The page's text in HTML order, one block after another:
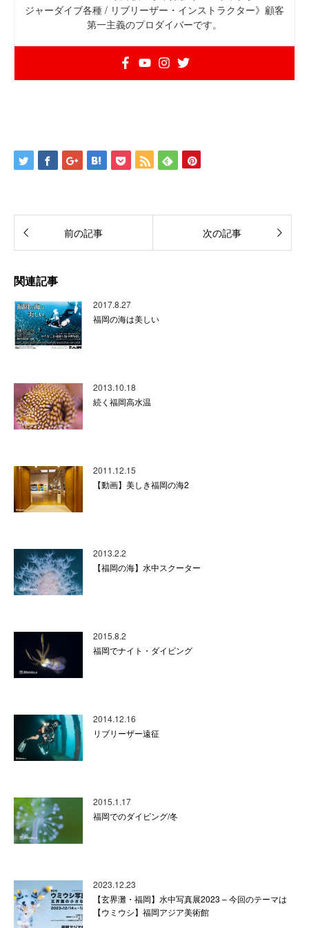
ジャーダイブ各種 / リブリーザー・インストラクター》顧客
第一主義のプロダイバーです。
前の記事 次の記事
関連記事
2017.8.27
福岡の海は美しい
2013.10.18
続く福岡高水温
2011.12.15
【動画】美しき福岡の海2
2013.2.2
【福岡の海】水中スクーター
2015.8.2
福岡でナイト・ダイビング
2014.12.16
リブリーザー遠征
2015.1.17
福岡でのダイビング/冬
2023.12.23
【玄界灘・福岡】水中写真展2023 – 今回のテーマは
【ウミウシ】福岡アジア美術館